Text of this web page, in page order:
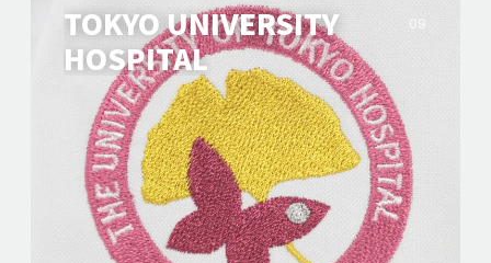
TOKYO UNIVERSITY
HOSPITAL
09